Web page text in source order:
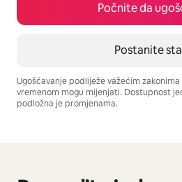
Počnite da
Postanite
Ugošćavanje podliježe važećim
vremenom mogu mijenjati. Dostupnost
podložna je promjenama.